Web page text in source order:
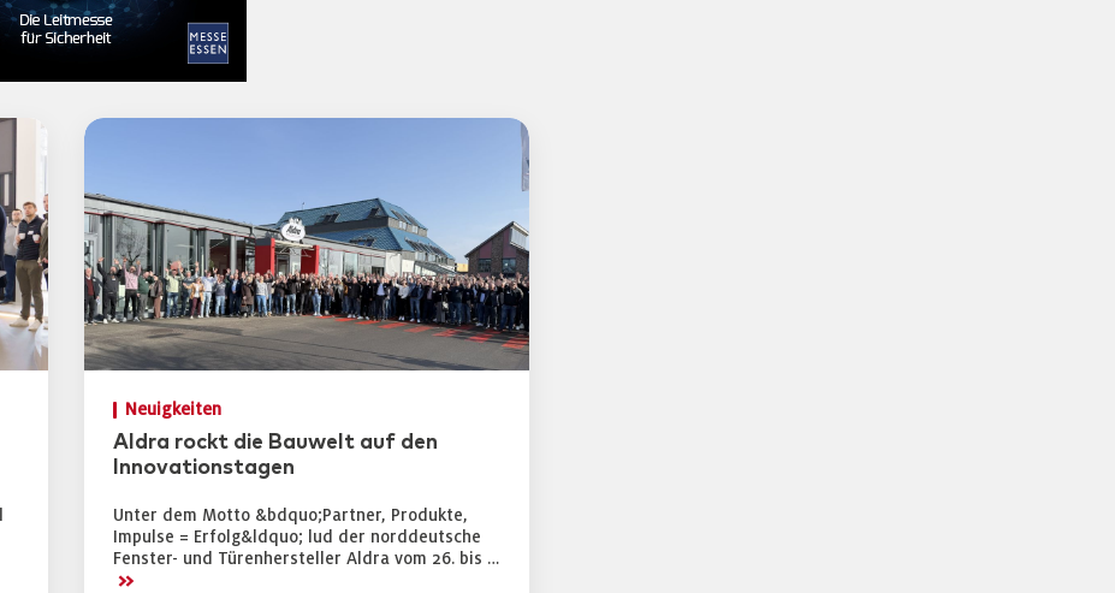
Neuigkeiten
Aldra rockt die Bauwelt auf den
Innovationstagen
Unter dem Motto &bdquo;Partner, Produkte,
Impulse = Erfolg&ldquo; lud der norddeutsche
Fenster- und Türenhersteller Aldra vom 26. bis …
>>